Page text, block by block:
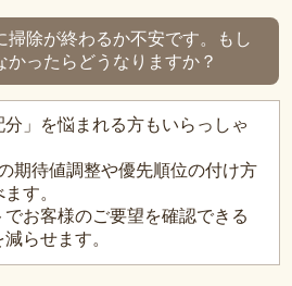
掃除が終わるか不安です。もし
かったらどうなりますか？
」を悩まれる方もいらっしゃ
期待値調整や優先順位の付け方
す。
お客様のご要望を確認できる
らせます。